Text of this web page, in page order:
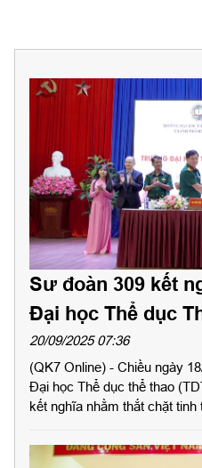
Sư đoàn 309 kết
Đại học Thể dục
20/09/2025 07:36
(QK7 Online) - Chiều ngày
Đại học Thể dục thể thao
kết nghĩa nhằm thắt chặt
trường.